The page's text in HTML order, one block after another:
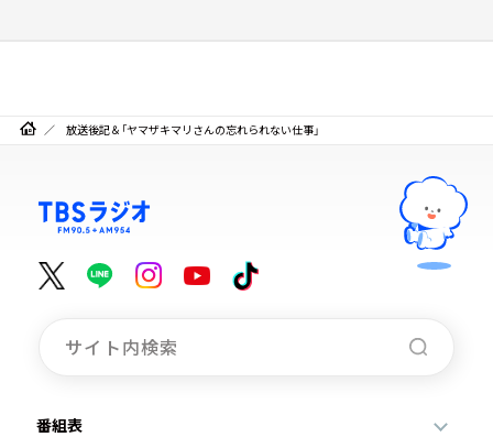
放送後記＆「ヤマザキマリさんの忘れられない仕事」
番組表